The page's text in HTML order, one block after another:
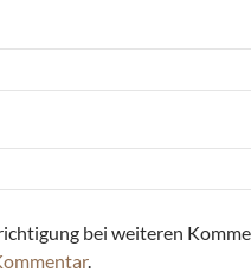
bei weiteren
.